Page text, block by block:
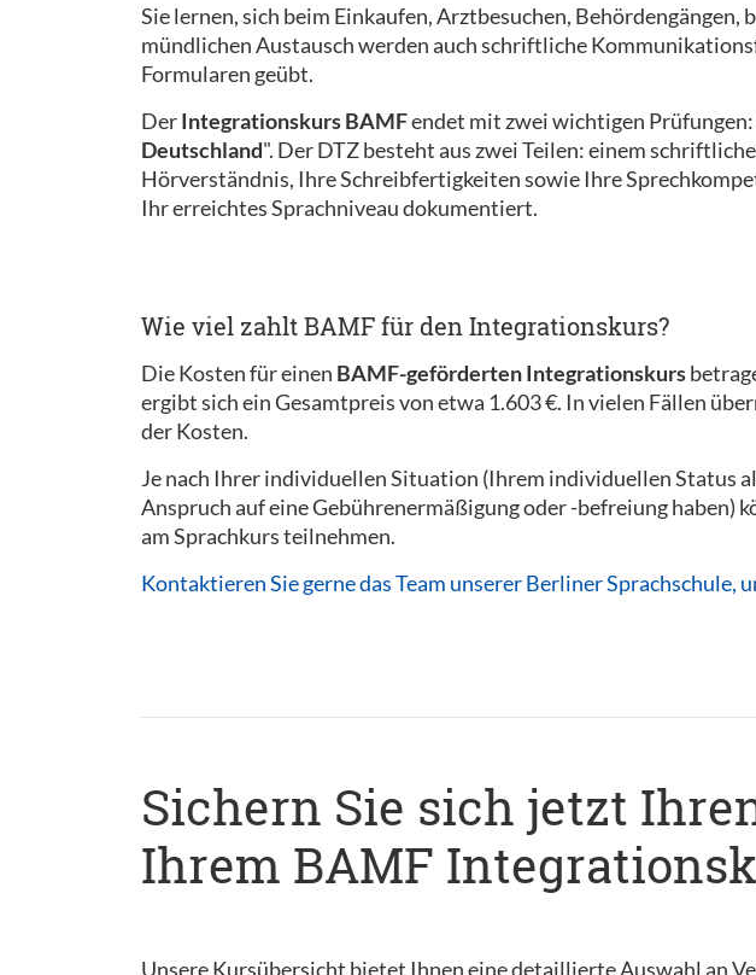
Sie lernen, sich beim Einkaufen, Arztbesuchen,
mündlichen Austausch werden auch schriftliche
Formularen geübt.
DerIntegrationskurs BAMFendet mit zwei wichtigen Prüfungen:
Deutschland". Der DTZ besteht aus zwei Teilen: einem
Hörverständnis, Ihre Schreibfertigkeiten sowie Ihre
Ihr erreichtes Sprachniveau dokumentiert.
Wie viel zahlt BAMF für den Integrationskurs?
Die Kosten für einen BAMF-geförderten Integrationskurs
ergibt sich ein Gesamtpreis von etwa 1.603 €. In vielen Fällen
der Kosten.
Je nach Ihrer individuellen Situation (Ihrem individuellen Status
Anspruch auf eine Gebührenermäßigung oder -befreiung haben)
am Sprachkurs teilnehmen.
Kontaktieren Sie gerne das Team unserer Berliner
Sichern Sie sich jetzt
Ihrem BAMF
Unsere Kursübersicht bietet Ihnen eine detaillierte Auswahl an